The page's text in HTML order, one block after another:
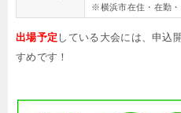
※横浜市在住・在勤
出場予定 している大会には、申込
すめです！